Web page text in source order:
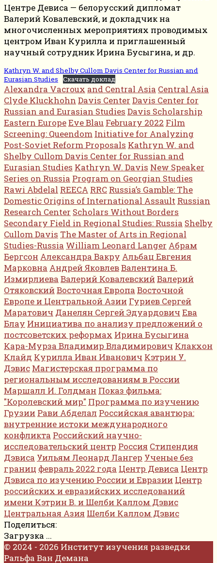
Центре Девиса — белорусский дипломат
Валерий Ковалевский, и докладчик на
многочисленных мероприятиях проводимых
центром Иван Курилла и приглашенный
научный сотрудник Ирина Бусыгина, и др.
Kathryn W. and Shelby Cullom Davis Center for Russian and
Eurasian Studies
Скачать доклад
Alexandra Vacroux and Central Asia Central Asia
Clyde Kluckhohn Davis Center Davis Center for
Russian and Eurasian Studies Davis Scholarship
Eastern EuropeEve Blau February 2022 Film
Screening: Queendom Initiative for Analyzing
Post-Soviet Reform Proposals Kathryn W. and
Shelby Cullom Davis Center for Russian and
Eurasian Studies Kathryn W. Davis New Speaker
Series on Russia Program on Georgian Studies
Rawi Abdelal REECA RRC Russia’s Gamble: The
Domestic Origins of International Assault Russian
Research Center Scholars Without Borders
Secondary Field in Regional Studies: Russia Shelby
Cullom Davis The Master of Arts in Regional
Studies-Russia William Leonard Langer Абрам
Бергсон Александра Вакру Альбац Евгения
Марковна Андрей ЯковлевВалентина Б.
Измирлиева Валерий Ковалевский Валерий
Отяковский Восточная Европа Восточной
Европе и Центральной Азии Гуриев Сергей
Маратович Данелян Сергей Эдуардович Ева
Блау Инициатива по анализу предложений о
постсоветских реформах Ирина Бусыгина
Кара-Мурза Владимир Владимирович Клакхон
Клайд Курилла Иван Иванович Кэтрин У.
Дэвис Магистерская программа по
региональным исследованиям в России
Маршалл И. Голдман Показ фильма:
"Королевский мир" Программа по изучению
Грузии Рави Абделал Российская авантюра:
внутренние истоки международного
конфликта Российский научно-
исследовательский центр Россия Стипендия
Дэвиса Уильям Леонард Лангер Ученые без
границ февраль 2022 года Центр Девиса Центр
Дэвиса по изучению России и Евразии Центр
российских и евразийских исследований
имени Кэтрин В. и Шелби Каллом Дэвис
Центральная Азия Шелби Каллом Дэвис
Поделиться:
Загрузка ...
© 2024 - 2026 Институт изучения разведки
Ральфа Ван Демана